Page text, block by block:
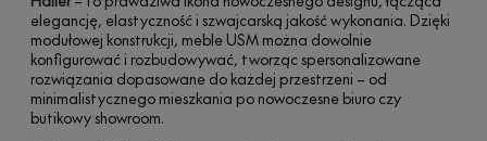
elegancję, elastyczność i szwajcarską jakość wykonania. Dzięki
modułowej konstrukcji, meble USM można dowolnie
konfigurować i rozbudowywać, tworząc spersonalizowane
rozwiązania dopasowane do każdej przestrzeni – od
minimalistycznego mieszkania po nowoczesne biuro czy
butikowy showroom.